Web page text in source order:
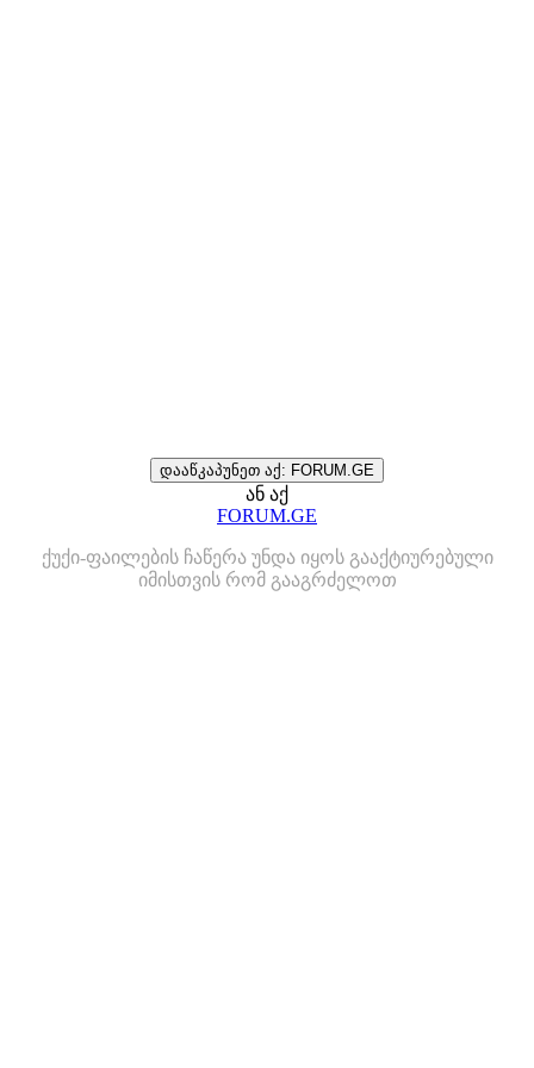
დააწკაპუნეთ აქ: FORUM.GE
ან აქ
FORUM.GE
ქუქი-ფაილების ჩაწერა უნდა იყოს გააქტიურებული
იმისთვის რომ გააგრძელოთ